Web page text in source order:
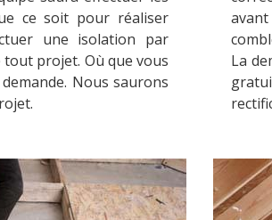
ce soit pour réaliser
une isolation par
tout projet. Où que vous
Nous saurons
La